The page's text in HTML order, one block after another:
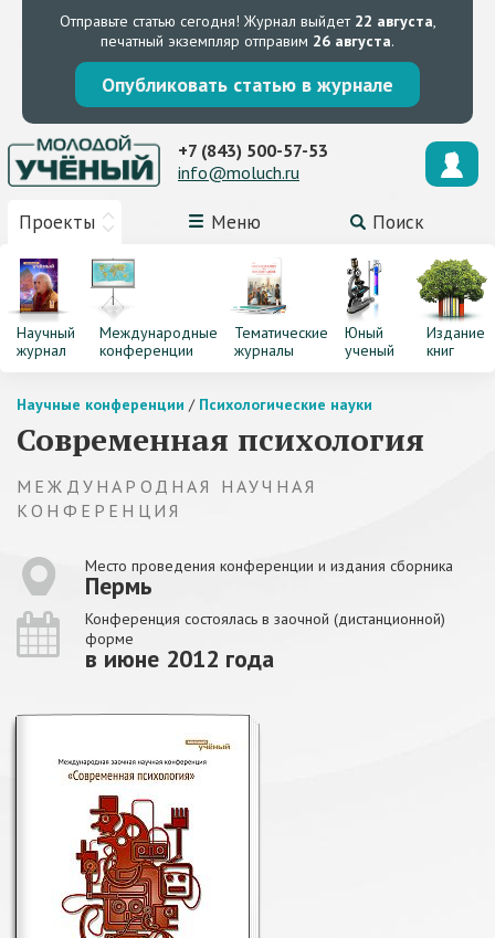
Отправьте статью сегодня! Журнал выйдет 22 августа,
печатный экземпляр отправим 26 августа.
Опубликовать статью в журнале
Проекты Меню Поиск
+7 (843) 500-57-53
info@moluch.ru
Научный
журнал
Международные
конференции
Тематические
журналы
Юный
ученый
Издание
книг
Научные конференции / Психологические науки
Современная психология
МЕЖДУНАРОДНАЯ НАУЧНАЯ
КОНФЕРЕНЦИЯ
Место проведения конференции и издания сборника
Пермь
Конференция состоялась в заочной (дистанционной)
форме
в июне 2012 года